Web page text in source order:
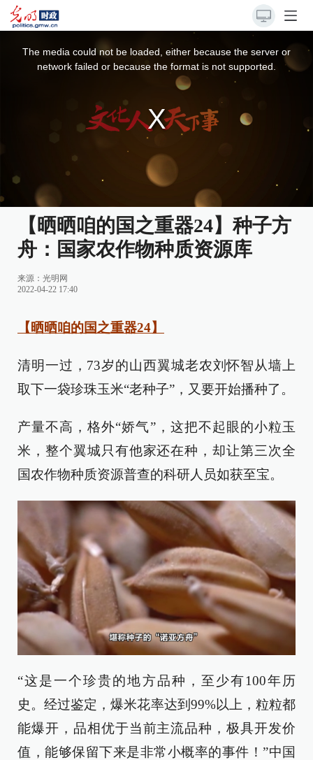
The media could not be loaded, either because the server or
network failed or because the format is not supported.
【晒晒咱的国之重器24】种子方
舟：国家农作物种质资源库
来源： 光明网
2022-04-22 17:40
【晒晒咱的国之重器24】
清明一过，73岁的山西翼城老农刘怀智从墙上
取下一袋珍珠玉米“老种子”，又要开始播种了。
产量不高，格外“娇气”，这把不起眼的小粒玉
米，整个翼城只有他家还在种，却让第三次全
国农作物种质资源普查的科研人员如获至宝。
“这是一个珍贵的地方品种，至少有100年历
史。经过鉴定，爆米花率达到99%以上，粒粒都
能爆开，品相优于当前主流品种，极具开发价
值，能够保留下来是非常小概率的事件！”中国